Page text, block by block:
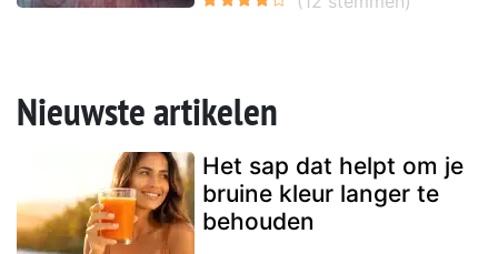
Nieuwste artikelen
Het sap dat helpt om je
bruine kleur langer te
behouden